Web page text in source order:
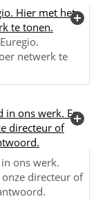
netwerk te
ons werk.
directeur of